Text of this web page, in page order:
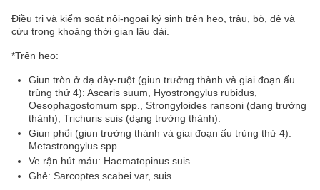
Điều trị và kiểm soát nội-ngoại ký sinh trên heo, trâu, bò, dê và
cừu trong khoảng thời gian lâu dài.
*Trên heo:
Giun tròn ở dạ dày-ruột (giun trưởng thành và giai đoạn ấu
trùng thứ 4): Ascaris suum, Hyostrongylus rubidus,
Oesophagostomum spp., Strongyloides ransoni (dạng trưởng
thành), Trichuris suis (dạng trưởng thành).
Giun phổi (giun trưởng thành và giai đoạn ấu trùng thứ 4):
Metastrongylus spp.
Ve rận hút máu: Haematopinus suis.
Ghẻ: Sarcoptes scabei var, suis.